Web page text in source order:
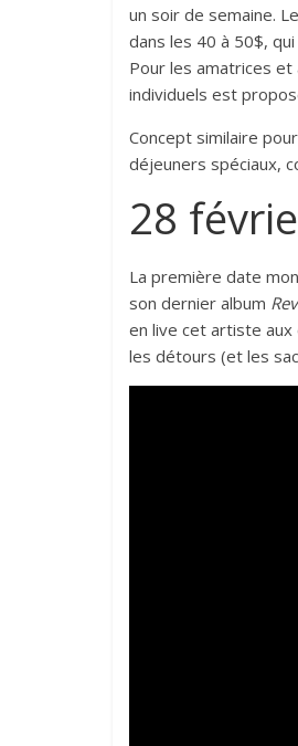
un soir de semaine.
dans les 40 à 50$,
Pour les amatrices et
individuels est
Concept similaire
déjeuners spéciaux,
28
La première date
son dernier album
en live cet artiste aux
les détours (et les